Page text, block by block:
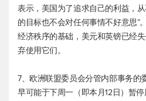
表示，美国为了追求自己的利益，
的目标也不会对任何事情不好意思”
经济秩序的基础，美元和英镑已经
弃使用它们。
7、欧洲联盟委员会分管内部事务的
早可能于下周一（即本月12日）暂